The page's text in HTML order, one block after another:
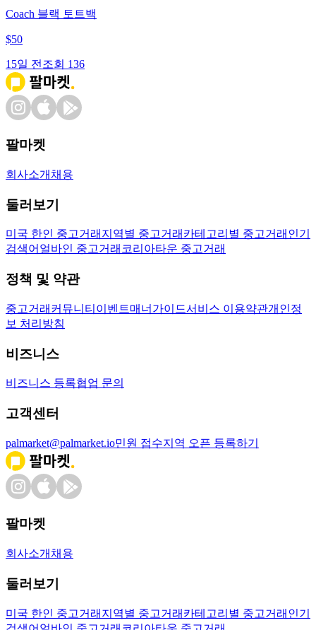
Coach 블랙 토트백
$50
15일 전 조회 136
팔마켓
회사소개 채용
둘러보기
미국 한인 중고거래 지역별 중고거래 카테고리별 중고거래 인기
검색어 얼바인 중고거래 코리아타운 중고거래
정책 및 약관
중고거래 커뮤니티 이벤트매너가이드서비스 이용약관개인정
보 처리방침
비즈니스
비즈니스 등록협업 문의
고객센터
palmarket@palmarket.io민원 접수지역 오픈 등록하기
팔마켓
회사소개 채용
둘러보기
미국 한인 중고거래 지역별 중고거래 카테고리별 중고거래 인기